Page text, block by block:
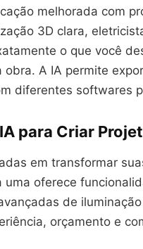
melhorada com
3D clara,
o que você
A IA permite
diferentes softwares
para Criar
em transformar
oferece
de
orçamento e